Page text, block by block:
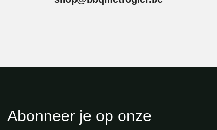
Abonneer je op onze